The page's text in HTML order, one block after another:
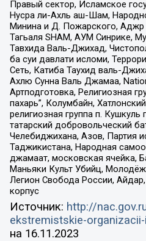
Правый сектор, Исламское
Нусра ли-Ахль аш-Шам,
Минина и Д. Пожарского, Аджр
Тагьаля SHAM, АУМ Синрике,
Тавхида Валь-Джихад,
ба суи давлати исломи,
Сеть, Катиба Таухид валь-
Ахлю Сунна Валь Джамаа,
Артподготовка, Религиозная
пахарь”, Колумбайн,
религиозная группа п.
татарский добровольческий
Челебиджихана, Азов, Партия
Таджикистана, Народная
джамаат, московская ячейка,
Маньяки Культ Убийц,
Легион Свобода России,
корпус
Источник: http://
ekstremistskie-
на 16.11.2023